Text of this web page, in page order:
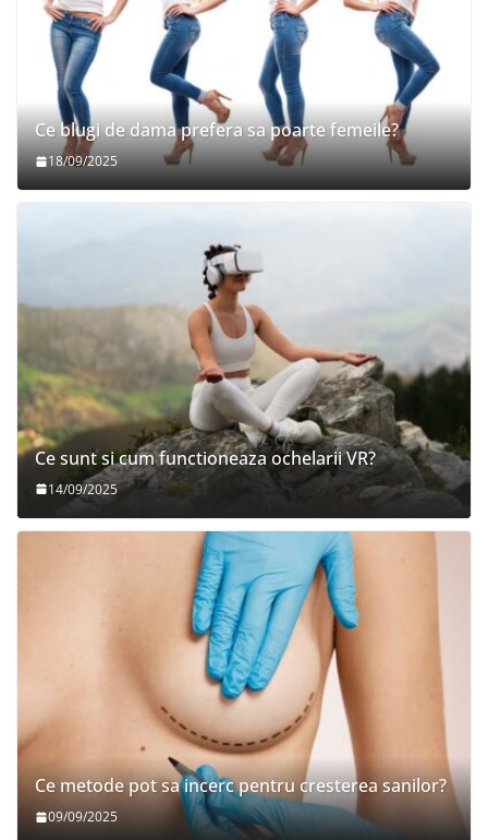
Ce blugi de dama prefera sa poarte femeile?
18/09/2025
Ce sunt si cum functioneaza ochelarii VR?
14/09/2025
Ce metode pot sa incerc pentru cresterea sanilor?
09/09/2025